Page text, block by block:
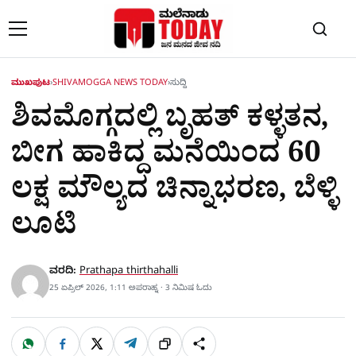
ಮುಖಪುಟ›SHIVAMOGGA NEWS TODAY›ಸುದ್ದಿ
ಶಿವಮೊಗ್ಗದಲ್ಲಿ ಬೃಹತ್​​ ಕಳ್ಳತನ,
ಬೀಗ ಹಾಕಿದ್ದ ಮನೆಯಿಂದ 60
ಲಕ್ಷ ಮೌಲ್ಯದ ಚಿನ್ನಾಭರಣ, ಬೆಳ್ಳಿ
ಲೂಟಿ
ವರದಿ: Prathapa thirthahalli
25 ಏಪ್ರಿಲ್ 2026, 1:11 ಅಪರಾಹ್ನ · 3 ನಿಮಿಷ ಓದು
ಹಂಚಿಕೊಳ್ಳಿ
W F X T